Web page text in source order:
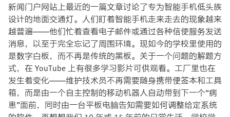
新闻门户网站上最近的一篇文章讨论了专为智能手机低头族
设计的地面交通灯。人们盯着智能手机走来走去的现象越来
越普遍——他们忙着查看电子邮件或通过各种信使服务发送
消息，以至于完全忘记了周围环境。现如今的学校里使用的
是数字白板，而不再是传统的黑板。关于一个问题的解题方
式，在 YouTube 上有很多学习影片可供观看。工厂里也在
发生着变化——维护技术员不再需要随身携带便签本和工具
箱，而是由一个自主控制的移动机器人自动带到下一个“病
患”面前，同时由一台平板电脑告知需要如何调整给定系统